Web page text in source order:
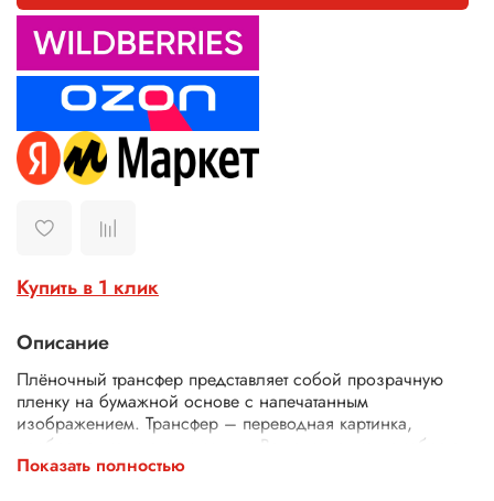
Купить в 1 клик
Описание
Плёночный трансфер представляет собой прозрачную
пленку на бумажной основе с напечатанным
изображением. Трансфер – переводная картинка,
изображение, с его помощью Ваше изделие приобретет
неповторимость и уникальность. Трансферной бумагой
Показать полностью